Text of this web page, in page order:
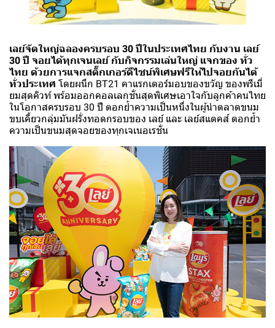
เลย์จัดใหญ่ฉลองครบรอบ 30 ปีในประเทศไทย กับงาน เลย์
30 ปี จอยได้ทุกเจนเลย์ กับกิจกรรมเล่นใหญ่ แจกของ ทั่ว
ไทย ด้วยการแจกสติ๊กเกอร์ดีไซน์พิเศษฟรีให้ไปจอยกันได้
ทั่วประเทศ โดยผนึก BT21 คาแรกเตอร์มอบของขวัญ ของพรีเมี่
ยมสุดคิวท์ พร้อมออกคอลเลกชั่นสุดพิเศษเอาใจกับลูกค้าคนไทย
ในโอกาสครบรอบ 30 ปี ตอกย้ำความเป็นหนึ่งในผู้นำตลาดขนม
ขบเคี้ยวกลุ่มมันฝรั่งทอดกรอบของ เลย์ และ เลย์สแตคส์ ตอกย้ำ
ความเป็นขนมสุดจอยของทุกเจเนอเรชั่น